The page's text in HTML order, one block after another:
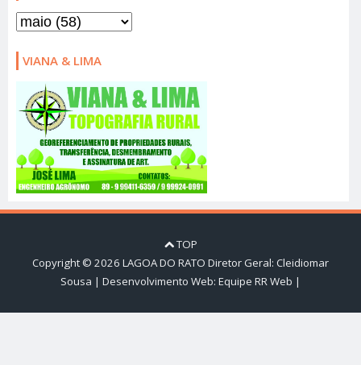
VIANA & LIMA
TOP
Copyright © 2026 LAGOA DO RATO Diretor Geral: Cleidiomar
Sousa | Desenvolvimento Web: Equipe RR Web |